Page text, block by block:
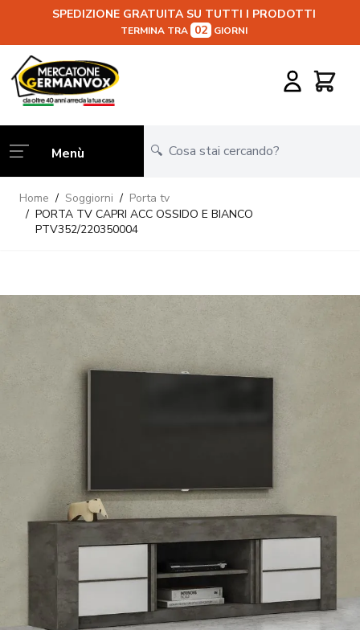
SPEDIZIONE GRATUITA SU TUTTI I PRODOTTI
TERMINA TRA 02 GIORNI
Salta al contenuto
Carrello
Menù
Home / Soggiorni / Porta tv
/ PORTA TV CAPRI ACC OSSIDO E BIANCO
PTV352/220350004